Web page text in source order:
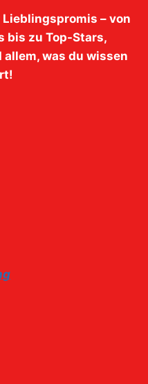
– von
bis zu Top-Stars,
allem, was du wissen